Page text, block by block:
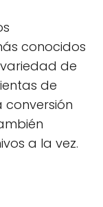
conocidos
de
de
conversión
a la vez.